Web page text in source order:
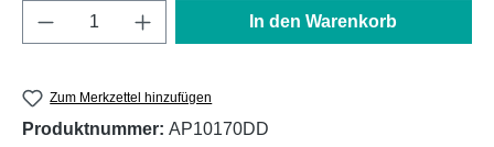
Produkt Anzahl: Gib den gewünschten
In den Warenkorb
Zum Merkzettel hinzufügen
Produktnummer: AP10170DD